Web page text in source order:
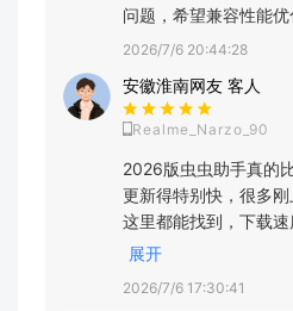
问题，希望兼容性能优
2026/7/6 20:44:28
安徽淮南网友 客人
Realme_Narzo_90
2026版虫虫助手真的
更新得特别快，很多
这里都能找到，下载
糟的捆绑安装，界面
展开
2026/7/6 17:30:41